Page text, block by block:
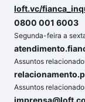
loft.vc/
0800 001 6003
Segunda-feira a
Assuntos
Assuntos